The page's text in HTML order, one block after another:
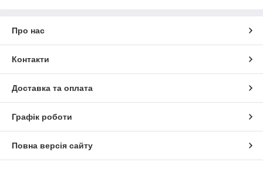
Про нас
Контакти
Доставка та оплата
Графік роботи
Повна версія сайту